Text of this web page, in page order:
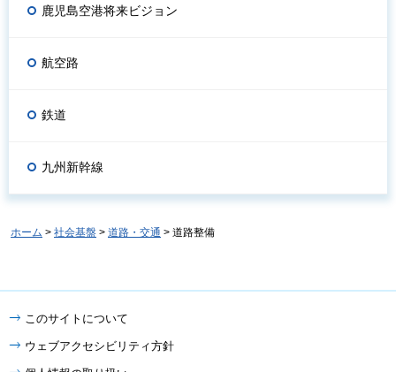
鹿児島空港将来ビジョン
航空路
鉄道
九州新幹線
ホーム > 社会基盤 > 道路・交通 > 道路整備
このサイトについて
ウェブアクセシビリティ方針